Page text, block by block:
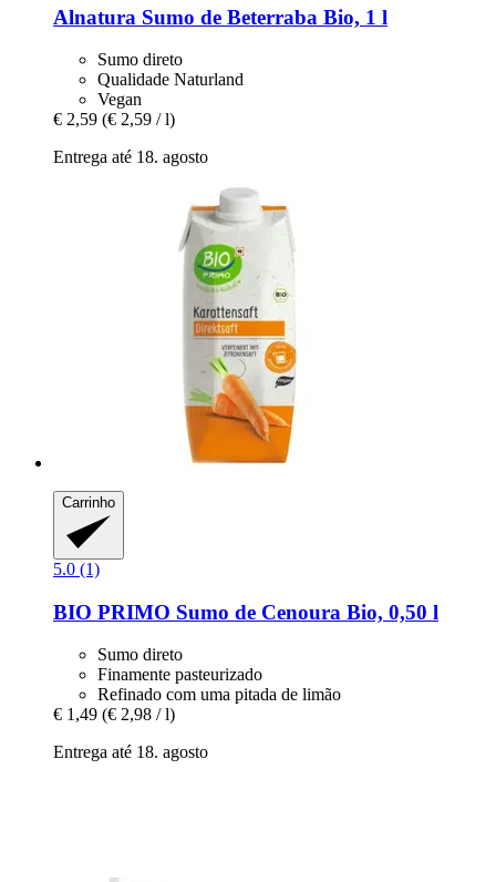
Alnatura Sumo de Beterraba Bio, 1 l
Sumo direto
Qualidade Naturland
Vegan
€ 2,59 (€ 2,59 / l)
Entrega até 18. agosto
Carrinho
5.0 (1)
BIO PRIMO Sumo de Cenoura Bio, 0,50 l
Sumo direto
Finamente pasteurizado
Refinado com uma pitada de limão
€ 1,49 (€ 2,98 / l)
Entrega até 18. agosto